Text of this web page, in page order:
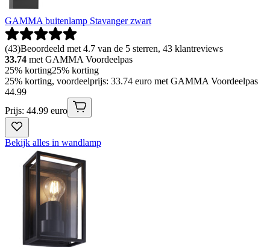
GAMMA buitenlamp Stavanger zwart
(43)Beoordeeld met 4.7 van de 5 sterren, 43 klantreviews
33.74 met GAMMA Voordeelpas
25% korting25% korting
25% korting, voordeelprijs: 33.74 euro met GAMMA Voordeelpas
44.99
Prijs: 44.99 euro
Bekijk alles in wandlamp